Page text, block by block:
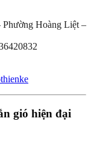
Hoàng Liệt –
gió hiện đại